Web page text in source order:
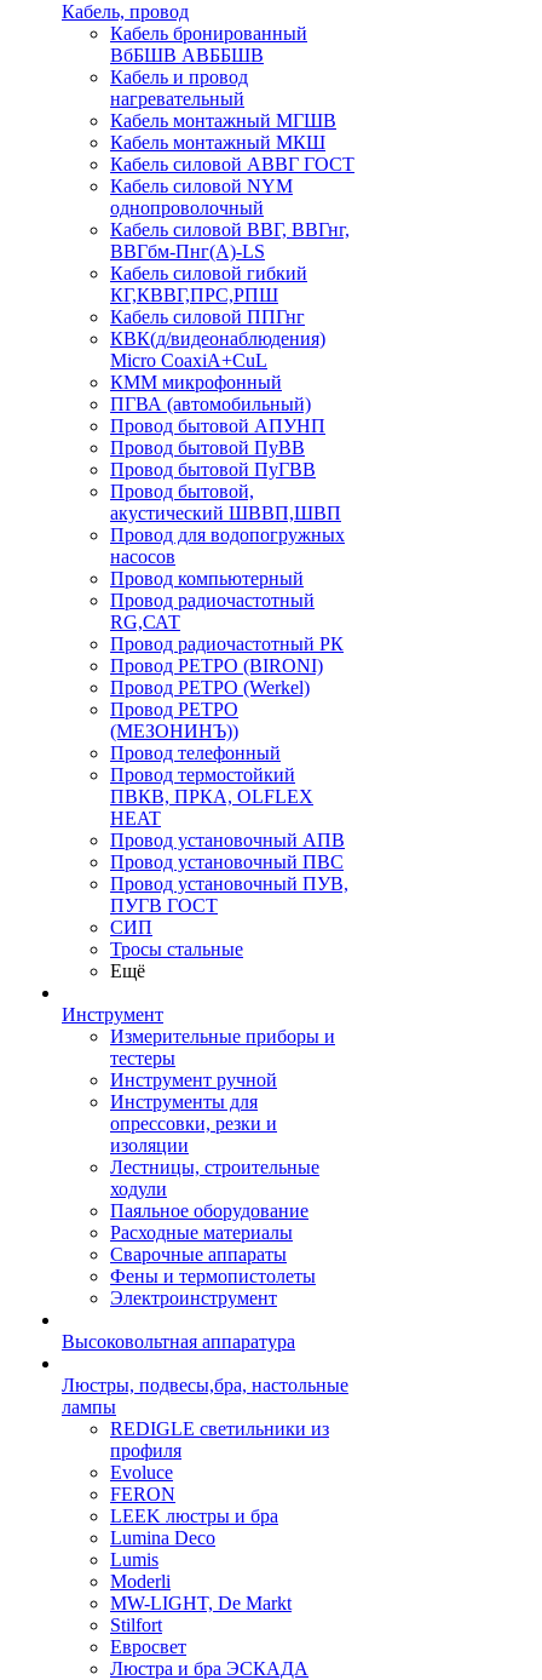
Кабель, провод
Кабель бронированный
ВбБШВ АВББШВ
Кабель и провод
нагревательный
Кабель монтажный МГШВ
Кабель монтажный МКШ
Кабель силовой АВВГ ГОСТ
Кабель силовой NYM
однопроволочный
Кабель силовой ВВГ, ВВГнг,
ВВГбм-Пнг(А)-LS
Кабель силовой гибкий
КГ,КВВГ,ПРС,РПШ
Кабель силовой ППГнг
КВК(д/видеонаблюдения)
Micro CoaxiA+CuL
КММ микрофонный
ПГВА (автомобильный)
Провод бытовой АПУНП
Провод бытовой ПуВВ
Провод бытовой ПуГВВ
Провод бытовой,
акустический ШВВП,ШВП
Провод для водопогружных
насосов
Провод компьютерный
Провод радиочастотный
RG,САТ
Провод радиочастотный РК
Провод РЕТРО (BIRONI)
Провод РЕТРО (Werkel)
Провод РЕТРО
(МЕЗОНИНЪ))
Провод телефонный
Провод термостойкий
ПВКВ, ПРКА, OLFLEX
HEAT
Провод установочный АПВ
Провод установочный ПВС
Провод установочный ПУВ,
ПУГВ ГОСТ
СИП
Тросы стальные
Ещё
Инструмент
Измерительные приборы и
тестеры
Инструмент ручной
Инструменты для
опрессовки, резки и
изоляции
Лестницы, строительные
ходули
Паяльное оборудование
Расходные материалы
Сварочные аппараты
Фены и термопистолеты
Электроинструмент
Высоковольтная аппаратура
Люстры, подвесы,бра, настольные
лампы
REDIGLE светильники из
профиля
Evoluce
FERON
LEEK люстры и бра
Lumina Deco
Lumis
Moderli
MW-LIGHT, De Markt
Stilfort
Евросвет
Люстра и бра ЭСКАДА